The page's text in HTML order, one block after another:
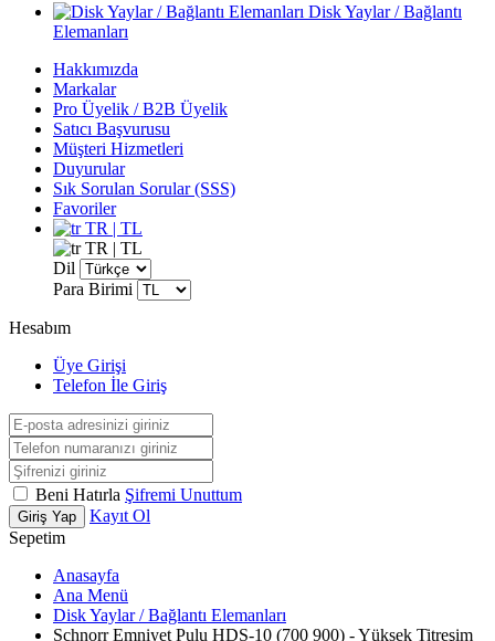
Disk Yaylar / Bağlantı
Elemanları
Hakkımızda
Markalar
Pro Üyelik / B2B Üyelik
Satıcı Başvurusu
Müşteri Hizmetleri
Duyurular
Sık Sorulan Sorular (SSS)
Favoriler
TR | TL
TR | TL
Dil
Para Birimi
Hesabım
Üye Girişi
Telefon İle Giriş
Beni Hatırla Şifremi Unuttum
Giriş Yap
Kayıt Ol
Sepetim
Anasayfa
Ana Menü
Disk Yaylar / Bağlantı Elemanları
Schnorr Emniyet Pulu HDS-10 (700 900) - Yüksek Titreşim